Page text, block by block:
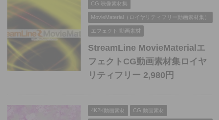
CG,映像素材集
MovieMaterial（ロイヤリティフリー動画素材集）
エフェクト 動画素材
StreamLine MovieMaterialエ
フェクトCG動画素材集ロイヤ
リティフリー 2,980円
4K2K動画素材 CG 動画素材